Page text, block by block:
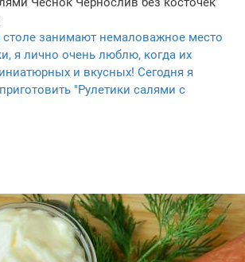
занимают немаловажное место
я лично очень люблю, когда их
и вкусных! Сегодня я
"Рулетики салями с